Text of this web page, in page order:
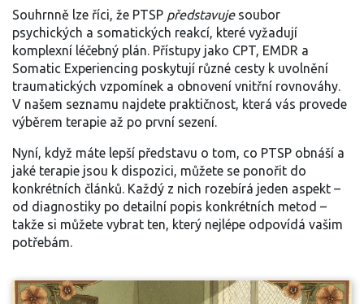
Souhrnně lze říci, že PTSP představujesoubor
psychických a somatických reakcí, které vyžadují
komplexní léčebný plán. Přístupy jako CPT, EMDR a
Somatic Experiencing poskytují různé cesty k uvolnění
traumatických vzpomínek a obnovení vnitřní rovnováhy.
V našem seznamu najdete praktičnost, která vás provede
výběrem terapie až po první sezení.
Nyní, když máte lepší představu o tom, co PTSP obnáší a
jaké terapie jsou k dispozici, můžete se ponořit do
konkrétních článků. Každý z nich rozebírá jeden aspekt –
od diagnostiky po detailní popis konkrétních metod –
takže si můžete vybrat ten, který nejlépe odpovídá vašim
potřebám.